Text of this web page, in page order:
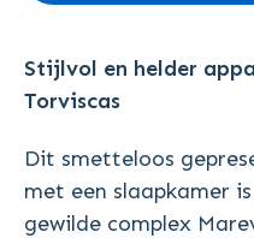
Stijlvol en helder
Torviscas
Dit smetteloos
met een slaapkamer
gewilde complex